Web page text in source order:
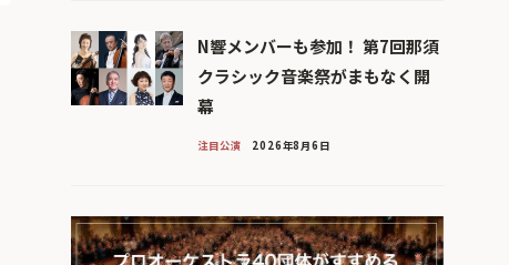
N響メンバーも参加！ 第7回那須
クラシック音楽祭がまもなく開
幕
注目公演 2026年8月6日